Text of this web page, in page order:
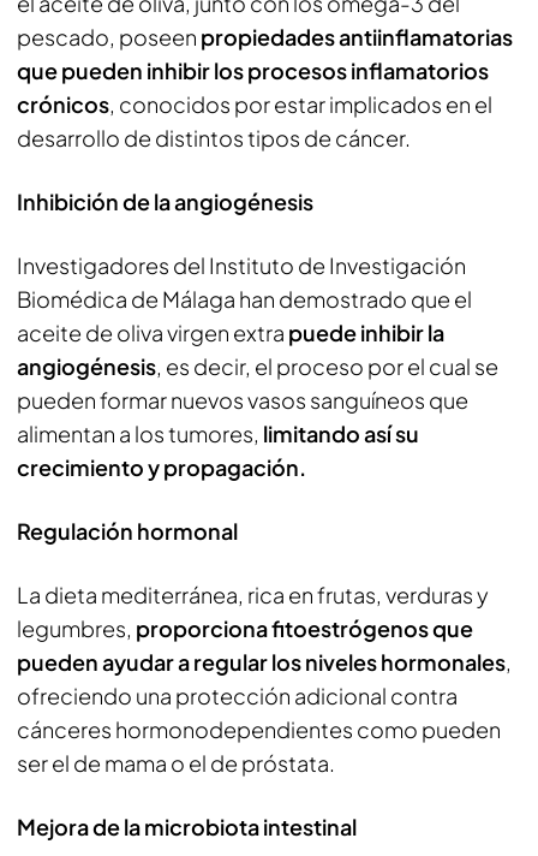
pescado, poseen propiedades antiinflamatorias
que pueden inhibir los procesos inflamatorios
crónicos, conocidos por estar implicados en el
desarrollo de distintos tipos de cáncer.
Inhibición de la angiogénesis
Investigadores del Instituto de Investigación
Biomédica de Málaga han demostrado que el
aceite de oliva virgen extra puede inhibir la
angiogénesis, es decir, el proceso por el cual se
pueden formar nuevos vasos sanguíneos que
alimentan a los tumores, limitando así su
crecimiento y propagación.
Regulación hormonal
La dieta mediterránea, rica en frutas, verduras y
legumbres, proporciona fitoestrógenos que
pueden ayudar a regular los niveles hormonales,
ofreciendo una protección adicional contra
cánceres hormonodependientes como pueden
ser el de mama o el de próstata.
Mejora de la microbiota intestinal